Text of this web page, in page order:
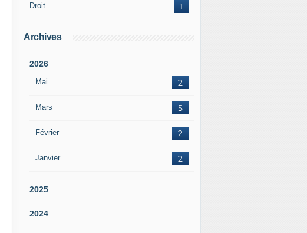
1
Droit
Archives
2026
Mai 2
Mars 5
Février 2
Janvier 2
2025
2024